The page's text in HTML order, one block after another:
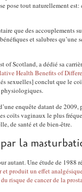
pose tout naturellement
que des accouplements
et salubres qu’une
Scotland, a dédié sa
Health Benefits of
sexuelles] conclut que le
enquête datant de 2009,
coïts vaginaux le plus
de santé et de bien-être.
la
autant. Une étude de 1988
et produit un effet
risque de cancer de la